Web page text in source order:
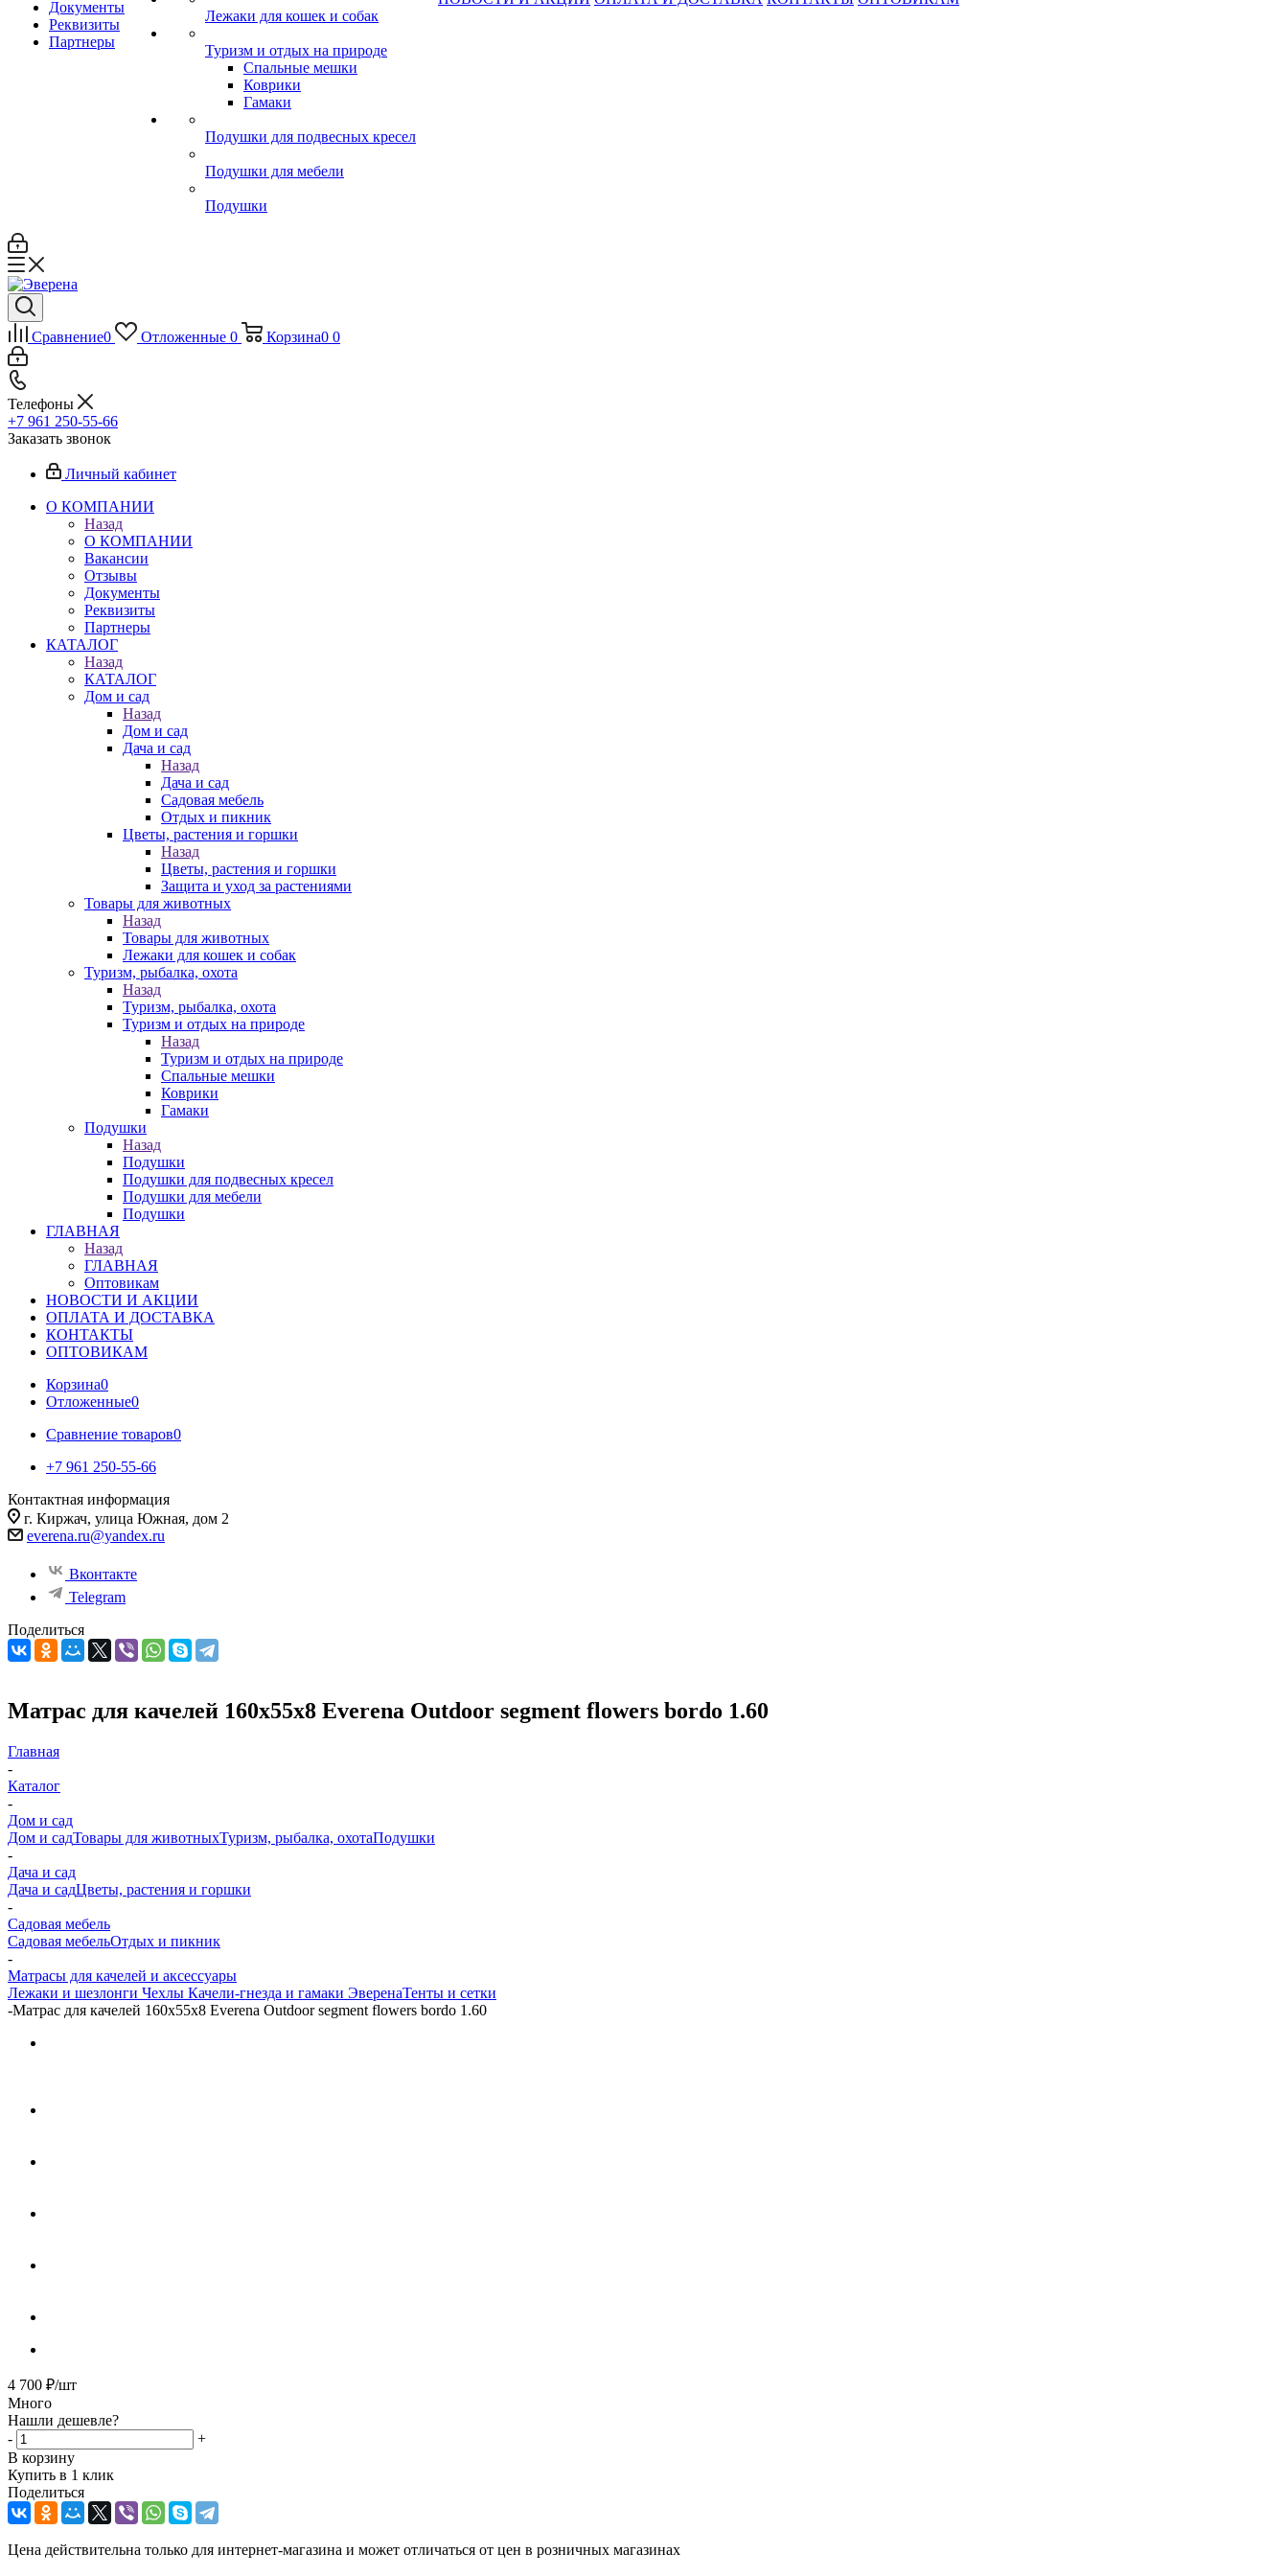
Документы
Реквизиты
Партнеры
Лежаки для кошек и собак
Туризм и отдых на природе
Спальные мешки
Коврики
Гамаки
Подушки для подвесных кресел
Подушки для мебели
Подушки
Сравнение0 Отложенные 0 Корзина0 0
Телефоны
+7 961 250-55-66
Заказать звонок
Личный кабинет
О КОМПАНИИ
Назад
О КОМПАНИИ
Вакансии
Отзывы
Документы
Реквизиты
Партнеры
КАТАЛОГ
Назад
КАТАЛОГ
Дом и сад
Назад
Дом и сад
Дача и сад
Назад
Дача и сад
Садовая мебель
Отдых и пикник
Цветы, растения и горшки
Назад
Цветы, растения и горшки
Защита и уход за растениями
Товары для животных
Назад
Товары для животных
Лежаки для кошек и собак
Туризм, рыбалка, охота
Назад
Туризм, рыбалка, охота
Туризм и отдых на природе
Назад
Туризм и отдых на природе
Спальные мешки
Коврики
Гамаки
Подушки
Назад
Подушки
Подушки для подвесных кресел
Подушки для мебели
Подушки
ГЛАВНАЯ
Назад
ГЛАВНАЯ
Оптовикам
НОВОСТИ И АКЦИИ
ОПЛАТА И ДОСТАВКА
КОНТАКТЫ
ОПТОВИКАМ
Корзина0
Отложенные0
Сравнение товаров0
+7 961 250-55-66
Контактная информация
г. Киржач, улица Южная, дом 2
everena.ru@yandex.ru
Вконтакте
Telegram
Поделиться
Матрас для качелей 160х55х8 Everena Outdoor segment flowers bordo 1.60
Главная
-
Каталог
-
Дом и сад
Дом и садТовары для животныхТуризм, рыбалка, охотаПодушки
-
Дача и сад
Дача и садЦветы, растения и горшки
-
Садовая мебель
Садовая мебельОтдых и пикник
-
Матрасы для качелей и аксессуары
Лежаки и шезлонги Чехлы Качели-гнезда и гамаки ЭверенаТенты и сетки
-Матрас для качелей 160х55х8 Everena Outdoor segment flowers bordo 1.60
4 700 ₽/шт
Много
Нашли дешевле?
-
+
В корзину
Купить в 1 клик
Поделиться
Цена действительна только для интернет-магазина и может отличаться от цен в розничных магазинах